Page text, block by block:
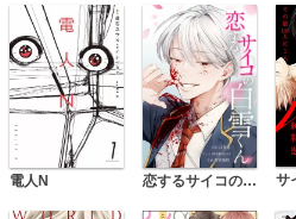
電人N 恋するサイコの白雪くん サ